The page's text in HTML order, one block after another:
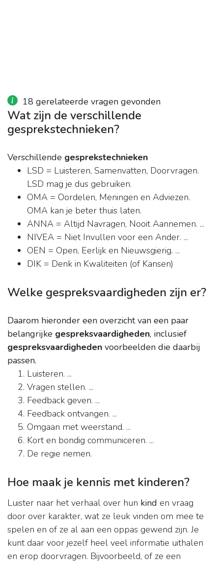
18 gerelateerde vragen gevonden
Wat zijn de verschillende
gesprekstechnieken?
Verschillende gesprekstechnieken
LSD = Luisteren, Samenvatten, Doorvragen.
LSD mag je dus gebruiken.
OMA = Oordelen, Meningen en Adviezen.
OMA kan je beter thuis laten.
ANNA = Altijd Navragen, Nooit Aannemen. ...
NIVEA = Niet Invullen voor een Ander. ...
OEN = Open, Eerlijk en Nieuwsgierig. ...
DIK = Denk in Kwaliteiten (of Kansen)
Welke gespreksvaardigheden zijn er?
Daarom hieronder een overzicht van een paar
belangrijke gespreksvaardigheden, inclusief
gespreksvaardigheden voorbeelden die daarbij
passen.
Luisteren. ...
Vragen stellen. ...
Feedback geven. ...
Feedback ontvangen. ...
Omgaan met weerstand. ...
Kort en bondig communiceren. ...
De regie nemen.
Hoe maak je kennis met kinderen?
Luister naar het verhaal over hun kind en vraag
door over karakter, wat ze leuk vinden om mee te
spelen en of ze al aan een oppas gewend zijn. Je
kunt daar voor jezelf heel veel informatie uithalen
en erop doorvragen. Bijvoorbeeld, of ze een